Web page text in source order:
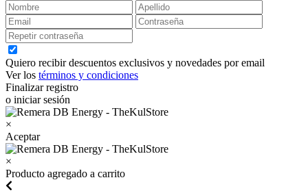
Quiero recibir descuentos exclusivos y novedades por email
Ver los términos y condiciones
Finalizar registro
o iniciar sesión
×
Aceptar
×
Producto agregado a carrito